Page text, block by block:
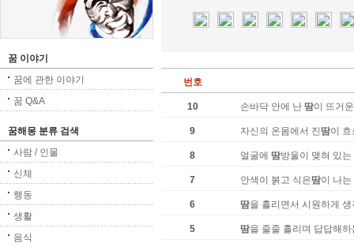
꿈 이야기
꿈에 관한 이야기
꿈 Q&A
꿈해몽 분류 검색
사람 / 인물
신체
행동
생활
음식
번호
10 손바닥 안에 난 땀이 뜨거
9 자신의 온몸에서 진땀이 흐
8 얼굴에 땀방울이 맺혀 있는
7 안색이 붉고 식은땀이 나는
6 땀을 흘리면서 시원하게
5 땀을 줄줄 흘리며 답답해하